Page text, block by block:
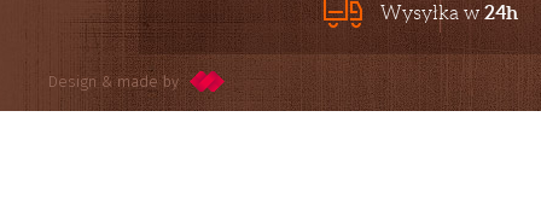
Wysyłka w 24h
Design & made by